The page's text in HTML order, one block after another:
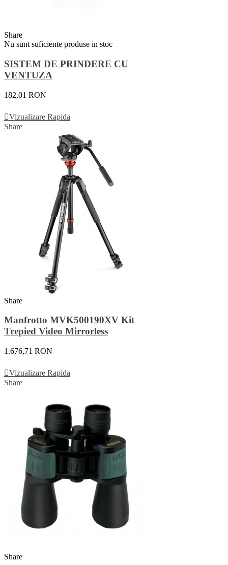
Share
Nu sunt suficiente produse in stoc
SISTEM DE PRINDERE CU
VENTUZA
182,01 RON
Vizualizare Rapida
Share
Share
Manfrotto MVK500190XV Kit
Trepied Video Mirrorless
1.676,71 RON
Vizualizare Rapida
Share
Share